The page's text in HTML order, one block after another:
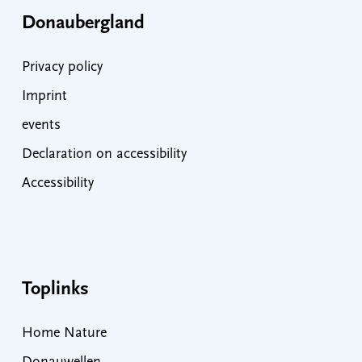
Donaubergland
Privacy policy
Imprint
events
Declaration on accessibility
Accessibility
Toplinks
Home Nature